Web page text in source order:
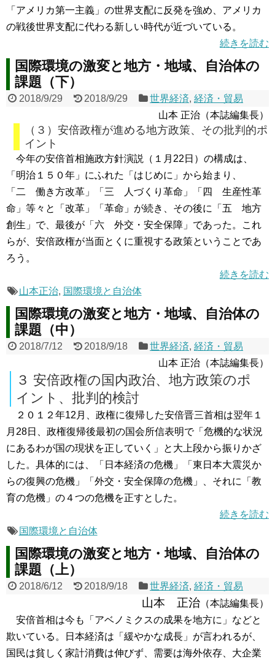
「アメリカ第一主義」の世界支配に反発を強め、アメリカ
の戦後世界支配に代わる新しい時代が近づいている。
続きを読む
国際環境の激変と地方・地域、自治体の
課題（下）
2018/9/29 2018/9/29 世界経済,経済・貿易
山本 正治（本誌編集長）
（３）安倍政権が進める地方政策、その批判的ポ
イント
今年の安倍首相施政方針演説（１月22日）の構成は、
「明治１５０年」にふれた「はじめに」から始まり、
「二 働き方改革」「三 人づくり革命」「四 生産性革
命」等々と「改革」「革命」が続き、その後に「五 地方
創生」で、最後が「六 外交・安全保障」であった。これ
らが、安倍政権が当面とくに重視する政策ということであ
ろう。
続きを読む
山本正治, 国際環境と自治体
国際環境の激変と地方・地域、自治体の
課題（中）
2018/7/12 2018/9/18 世界経済,経済・貿易
山本 正治（本誌編集長）
３ 安倍政権の国内政治、地方政策のポ
イント、批判的検討
２０１２年12月、政権に復帰した安倍晋三首相は翌年１
月28日、政権復帰後最初の国会所信表明で「危機的な状況
にあるわが国の現状を正していく」と大上段から振りかざ
した。具体的には、「日本経済の危機」「東日本大震災か
らの復興の危機」「外交・安全保障の危機」、それに「教
育の危機」の４つの危機を正すとした。
続きを読む
国際環境と自治体
国際環境の激変と地方・地域、自治体の
課題（上）
2018/6/12 2018/9/18 世界経済,経済・貿易
山本 正治 （本誌編集長）
安倍首相は今も「アベノミクスの成果を地方に」などと
欺いている。日本経済は「緩やかな成長」が言われるが、
国民は貧しく家計消費は伸びず、需要は海外依存、大企業